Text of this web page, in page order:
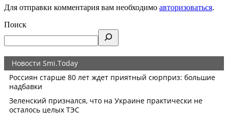
Для отправки комментария вам необходимо авторизоваться.
Поиск